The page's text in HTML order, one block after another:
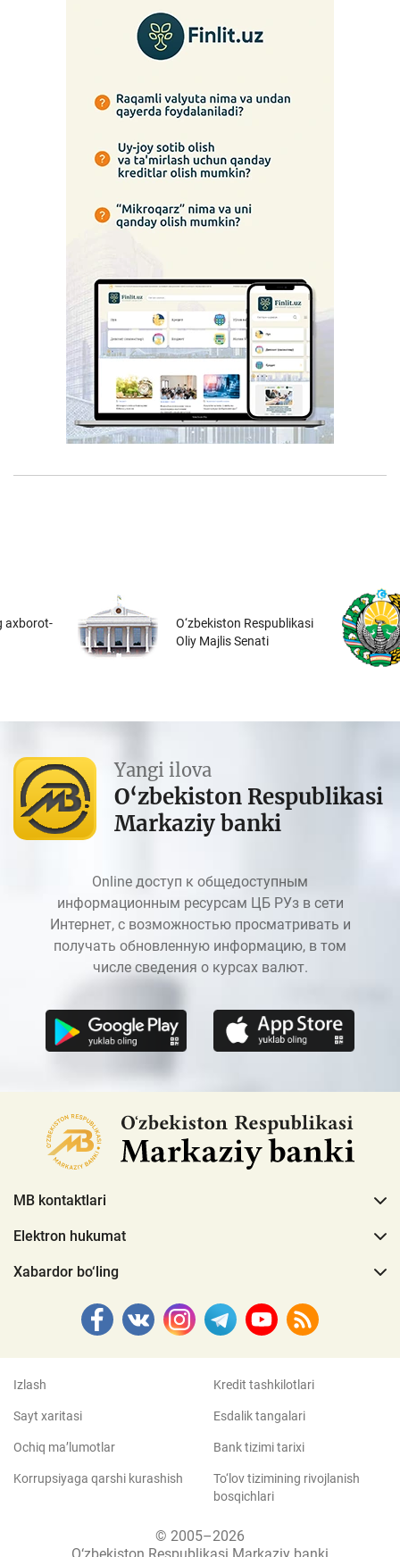
axborot-
O‘zbekiston Respublikasi
Oliy Majlis Senati
Yangi ilova
O‘zbekiston Respublikasi
Markaziy banki
Online доступ к общедоступным
информационным ресурсам ЦБ РУз в сети
Интернет, с возможностью просматривать и
получать обновленную информацию, в том
числе сведения о курсах валют.
MB kontaktlari
Elektron hukumat
Xabardor bo‘ling
Izlash
Sayt xaritasi
Ochiq ma’lumotlar
Korrupsiyaga qarshi kurashish
Kredit tashkilotlari
Esdalik tangalari
Bank tizimi tarixi
To‘lov tizimining rivojlanish
bosqichlari
© 2005–2026